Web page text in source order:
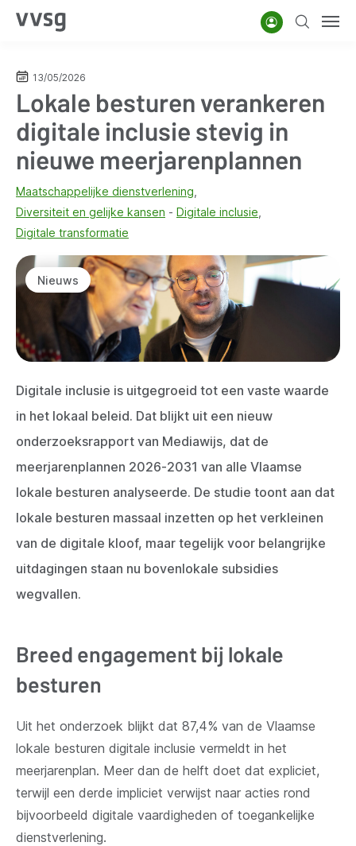
Overslaan
inhoud
gaan
AccountZoeken
13/05/2026
Lokale besturen verankeren
digitale inclusie stevig in
nieuwe meerjarenplannen
Maatschappelijke dienstverlening
Diversiteit en gelijke kansen
Digitale inclusie
Digitale transformatie
Nieuws
Digitale inclusie is uitgegroeid tot een vaste waarde
in het lokaal beleid. Dat blijkt uit een nieuw
onderzoeksrapport van Mediawijs, dat de
meerjarenplannen 2026-2031 van alle Vlaamse
lokale besturen analyseerde. De studie toont aan dat
lokale besturen massaal inzetten op het verkleinen
van de digitale kloof, maar tegelijk voor belangrijke
uitdagingen staan nu bovenlokale subsidies
wegvallen.
Breed engagement bij lokale
besturen
Uit het onderzoek blijkt dat 87,4% van de Vlaamse
lokale besturen digitale inclusie vermeldt in het
meerjarenplan. Meer dan de helft doet dat expliciet,
terwijl een derde impliciet verwijst naar acties rond
bijvoorbeeld digitale vaardigheden of toegankelijke
dienstverlening.